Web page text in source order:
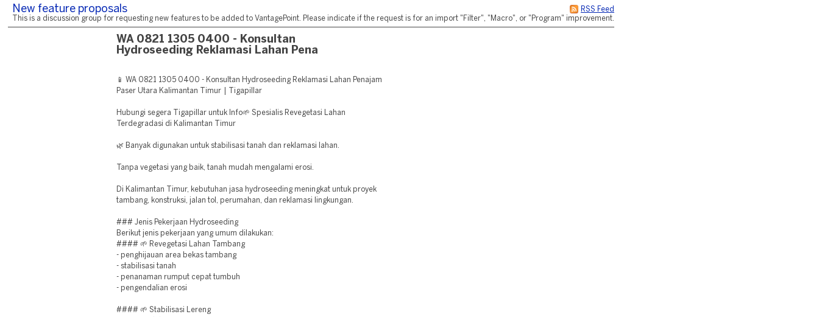
RSS Feed
New feature proposals
This is a discussion group for requesting new features to be added to VantagePoint. Please indicate if the request is for an import "Filter", "Macro", or "Program" improvement.
WA 0821 1305 0400 - Konsultan
Hydroseeding Reklamasi Lahan Pena
📱 WA 0821 1305 0400 - Konsultan Hydroseeding Reklamasi Lahan Penajam
Paser Utara Kalimantan Timur | Tigapillar
Hubungi segera Tigapillar untuk Info🌱 Spesialis Revegetasi Lahan
Terdegradasi di Kalimantan Timur
🌿 Banyak digunakan untuk stabilisasi tanah dan reklamasi lahan.
Tanpa vegetasi yang baik, tanah mudah mengalami erosi.
Di Kalimantan Timur, kebutuhan jasa hydroseeding meningkat untuk proyek
tambang, konstruksi, jalan tol, perumahan, dan reklamasi lingkungan.
### Jenis Pekerjaan Hydroseeding
Berikut jenis pekerjaan yang umum dilakukan:
#### 🌱 Revegetasi Lahan Tambang
- penghijauan area bekas tambang
- stabilisasi tanah
- penanaman rumput cepat tumbuh
- pengendalian erosi
#### 🌱 Stabilisasi Lereng